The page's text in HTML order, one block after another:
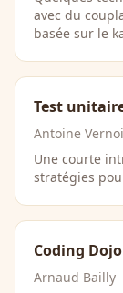
avec du
basée sur le
Test
Antoine
Une courte
stratégies
Coding Dojo
Arnaud Bailly